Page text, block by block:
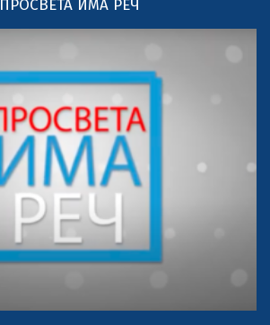
ПРОСВЕТА ИМА РЕЧ